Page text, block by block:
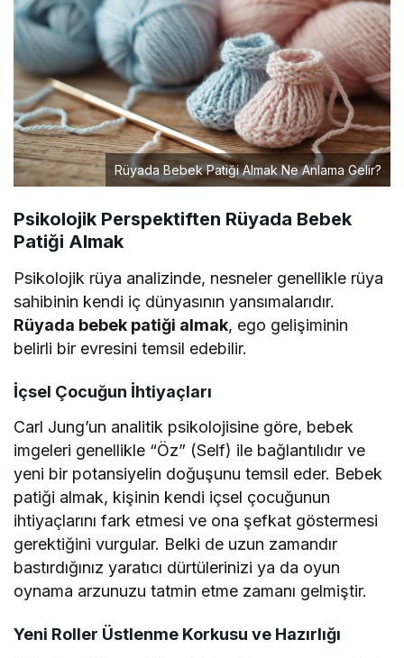
Rüyada Bebek Patiği Almak Ne Anlama Gelir?
Psikolojik Perspektiften Rüyada Bebek
Patiği Almak
Psikolojik rüya analizinde, nesneler genellikle rüya
sahibinin kendi iç dünyasının yansımalarıdır.
Rüyada bebek patiği almak, ego gelişiminin
belirli bir evresini temsil edebilir.
İçsel Çocuğun İhtiyaçları
Carl Jung’un analitik psikolojisine göre, bebek
imgeleri genellikle “Öz” (Self) ile bağlantılıdır ve
yeni bir potansiyelin doğuşunu temsil eder. Bebek
patiği almak, kişinin kendi içsel çocuğunun
ihtiyaçlarını fark etmesi ve ona şefkat göstermesi
gerektiğini vurgular. Belki de uzun zamandır
bastırdığınız yaratıcı dürtülerinizi ya da oyun
oynama arzunuzu tatmin etme zamanı gelmiştir.
Yeni Roller Üstlenme Korkusu ve Hazırlığı